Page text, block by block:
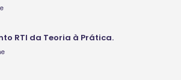
RTI da Teoria à Prática.